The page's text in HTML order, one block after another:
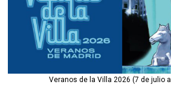
Veranos de la Villa 2026 (7 de julio